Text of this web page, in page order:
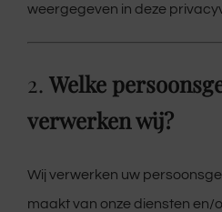
weergegeven in deze
2. Welke
verwerken wij?
Wij verwerken uw
maakt van onze diensten en/